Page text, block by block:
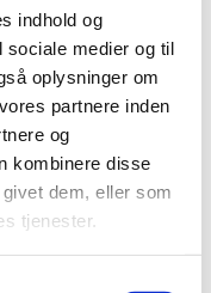
indhold og
sociale medier og til
oplysninger om
partnere inden
og
kombinere disse
dem, eller som
tjenester.
MF-000007998
2022074303